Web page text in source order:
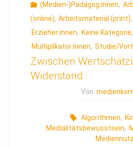
(Medien-)Pädagog:innen,
(online), Arbeitsmaterial (print),
Erzieher:innen, Keine Kategorie,
Multiplikator:innen, Studie/
Zwischen
Widerstand
Von
Algorithmen,
Medialitätsbewusstsein,